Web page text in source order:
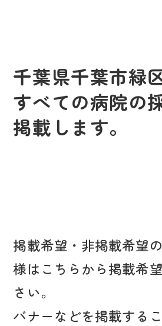
千葉県千葉市緑
すべての病院の
掲載します。
掲載希望・非掲載希望
様はこちらから掲載希
さい。
バナーなどを掲載する